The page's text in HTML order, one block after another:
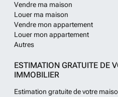
Vendre ma maison
Louer ma maison
Vendre mon appartement
Louer mon appartement
Autres
ESTIMATION GRATUITE DE
IMMOBILIER
Estimation gratuite de votre